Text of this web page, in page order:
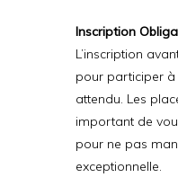
Inscription
L’inscription
pour participer à
attendu. Les
important de
pour ne pas
exceptionnelle.